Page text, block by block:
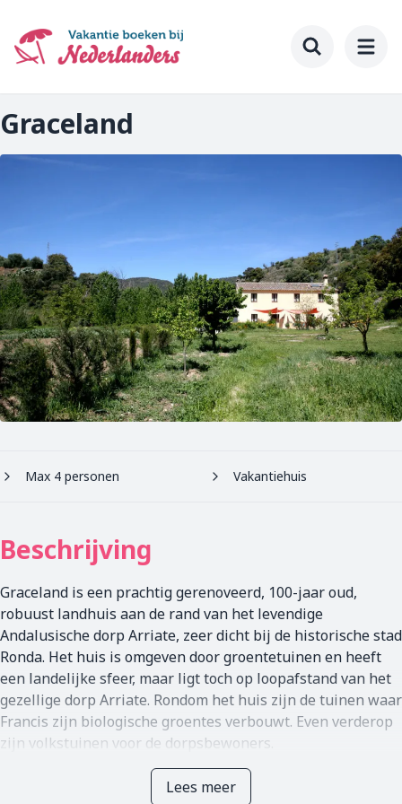
naar
hoofdinhoud
Graceland
Max 4 personen Vakantiehuis
Beschrijving
Graceland is een prachtig gerenoveerd, 100-jaar oud,
robuust landhuis aan de rand van het levendige
Andalusische dorp Arriate, zeer dicht bij de historische stad
Ronda. Het huis is omgeven door groentetuinen en heeft
een landelijke sfeer, maar ligt toch op loopafstand van het
gezellige dorp Arriate. Rondom het huis zijn de tuinen waar
Francis zijn biologische groentes verbouwt. Even verderop
zijn volkstuinen voor de dorpsbewoners.
De rest van de tuin is een ‘project in wording’ en zal beetje
bij beetje meer vorm gaan krijgen.
Lees meer